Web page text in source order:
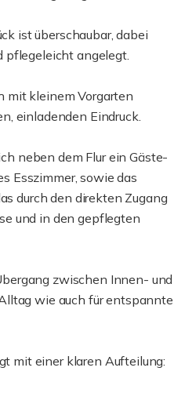
ist überschaubar, dabei
pflegeleicht angelegt.
mit kleinem Vorgarten
einladenden Eindruck.
neben dem Flur ein Gäste-
Esszimmer, sowie das
durch den direkten Zugang
und in den gepflegten
zwischen Innen- und
wie auch für entspannte
mit einer klaren Aufteilung: